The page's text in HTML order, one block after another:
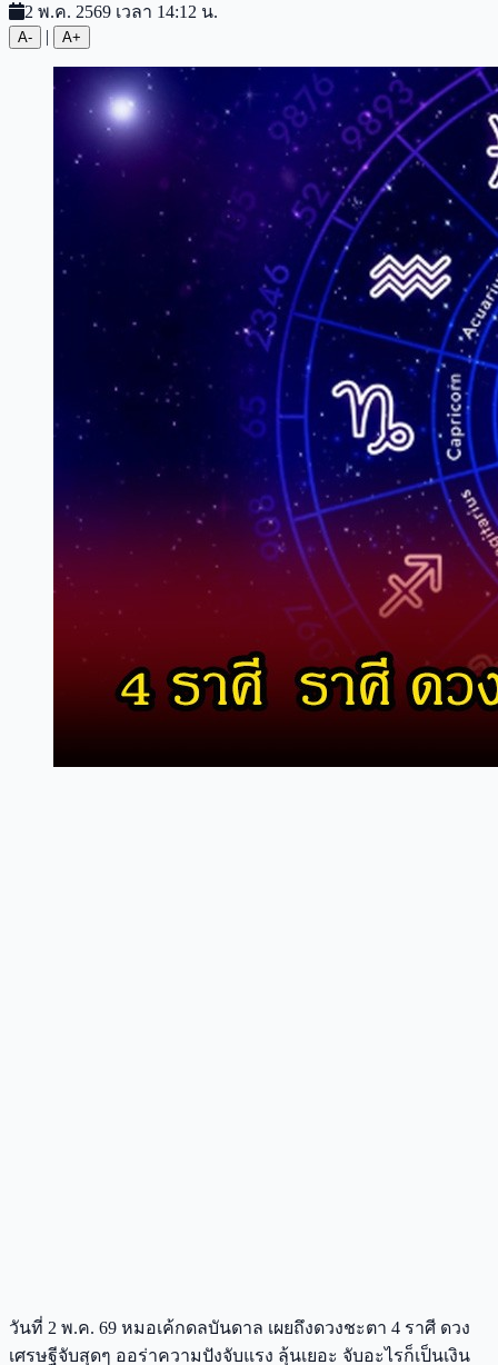
2 พ.ค. 2569 เวลา 14:12 น.
A- | A+
วันที่ 2 พ.ค. 69 หมอเค้กดลบันดาล เผยถึงดวงชะตา 4 ราศี ดวง
เศรษฐีจับสุดๆ ออร่าความปังจับแรง ลุ้นเยอะ จับอะไรก็เป็นเงิน